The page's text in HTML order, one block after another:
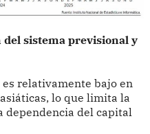
del sistema previsional y
relativamente bajo en
lo que limita la
dependencia del capital